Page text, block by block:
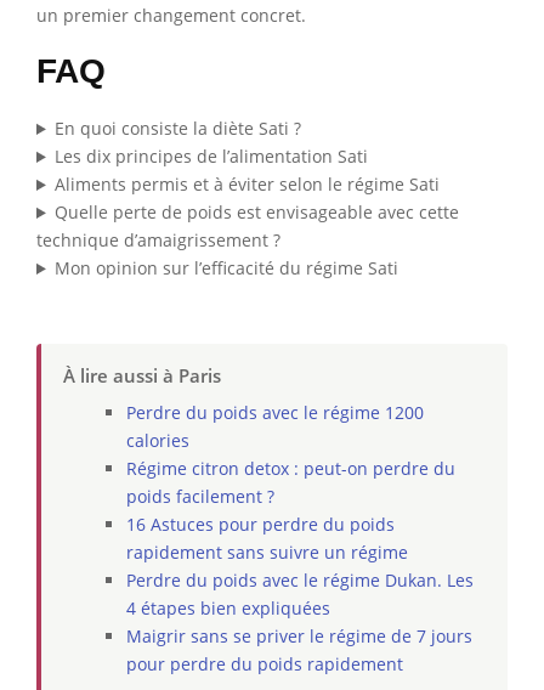
un premier changement concret.
FAQ
En quoi consiste la diète Sati ?
Les dix principes de l’alimentation Sati
Aliments permis et à éviter selon le régime Sati
Quelle perte de poids est envisageable avec cette
technique d’amaigrissement ?
Mon opinion sur l’efficacité du régime Sati
À lire aussi à Paris
Perdre du poids avec le régime 1200
calories
Régime citron detox : peut-on perdre du
poids facilement ?
16 Astuces pour perdre du poids
rapidement sans suivre un régime
Perdre du poids avec le régime Dukan. Les
4 étapes bien expliquées
Maigrir sans se priver le régime de 7 jours
pour perdre du poids rapidement